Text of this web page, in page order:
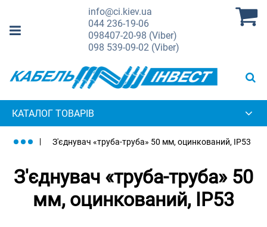
info@ci.kiev.ua
044236-19-06
098407-20-98 (Viber)
098 539-09-02 (Viber)
КАТАЛОГ ТОВАРІВ
З'єднувач «труба-труба» 50 мм, оцинкований, IP53
З'єднувач «труба-труба» 50
мм, оцинкований, IP53